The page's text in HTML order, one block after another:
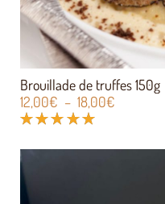
Brouillade de truffes 150g
12,00€ – 18,00€
sur 5